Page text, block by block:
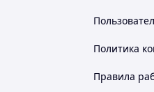
Политика
Правила